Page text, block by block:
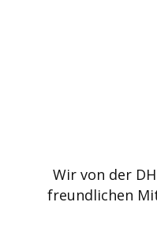
Wir von der
freundlichen